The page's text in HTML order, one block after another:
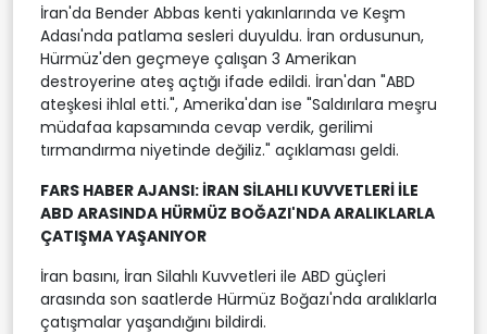
İran'da Bender Abbas kenti yakınlarında ve Keşm
Adası'nda patlama sesleri duyuldu. İran ordusunun,
Hürmüz'den geçmeye çalışan 3 Amerikan
destroyerine ateş açtığı ifade edildi. İran'dan "ABD
ateşkesi ihlal etti.", Amerika'dan ise "Saldırılara meşru
müdafaa kapsamında cevap verdik, gerilimi
tırmandırma niyetinde değiliz." açıklaması geldi.
FARS HABER AJANSI: İRAN SİLAHLI KUVVETLERİ İLE
ABD ARASINDA HÜRMÜZ BOĞAZI'NDA ARALIKLARLA
ÇATIŞMA YAŞANIYOR
İran basını, İran Silahlı Kuvvetleri ile ABD güçleri
arasında son saatlerde Hürmüz Boğazı'nda aralıklarla
çatışmalar yaşandığını bildirdi.